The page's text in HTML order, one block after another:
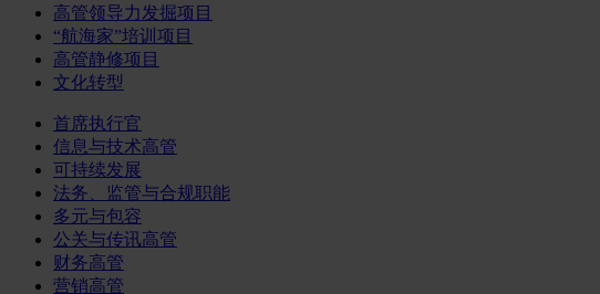
高管领导力发掘项目
“航海家”培训项目
高管静修项目
文化转型
首席执行官
信息与技术高管
可持续发展
法务、监管与合规职能
多元与包容
公关与传讯高管
财务高管
营销高管